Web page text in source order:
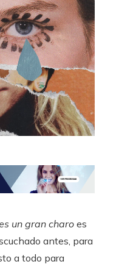
un gran charo es
antes, para
a todo para